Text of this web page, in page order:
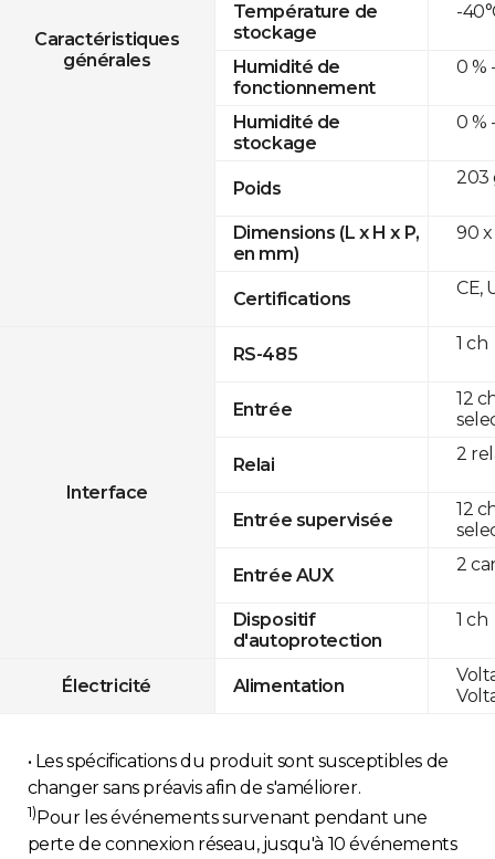
Caractéristiques
générales
Température de
stockage
Humidité de
fonctionnement
Humidité de
stockage
Poids
Dimensions (L x H x P,
en mm)
Certifications
Interface
RS-485
Entrée
Relai
Entrée supervisée
Entrée AUX
Dispositif
d'autoprotection
Électricité Alimentation
-
0 %
0 %
203
90 x
CE,
1 ch
12
2
12
2
1 ch
• Les spécifications du produit sont susceptibles de
changer sans préavis afin de s'améliorer.
1) Pour les événements survenant pendant une
perte de connexion réseau, jusqu'à 10 événements